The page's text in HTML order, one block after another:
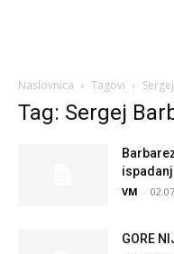
Naslovnica Tagovi
Tag: Sergej
VM -
GORE